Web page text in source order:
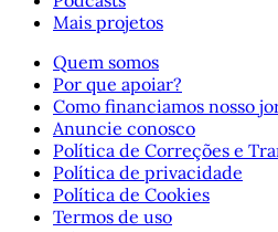
Mais projetos
Quem somos
Por que apoiar?
Como financiamos nosso
Anuncie conosco
Política de Correções e
Política de privacidade
Política de Cookies
Termos de uso